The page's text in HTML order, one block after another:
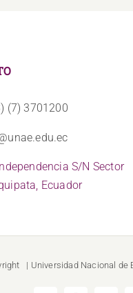
(7) 3701200
S/N Sector
Ecuador
| Universidad Nacional de